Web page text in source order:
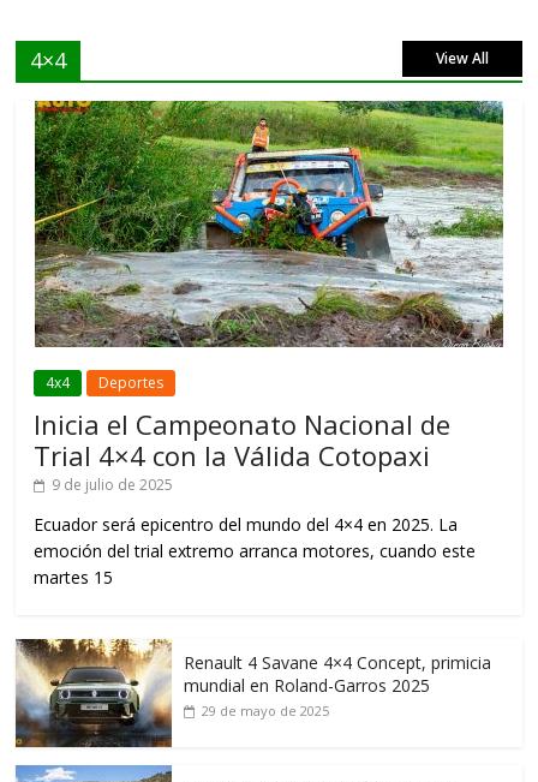
4×4 View All
4x4 Deportes
Inicia el Campeonato Nacional de
Trial 4×4 con la Válida Cotopaxi
9 de julio de 2025
Ecuador será epicentro del mundo del 4×4 en 2025. La
emoción del trial extremo arranca motores, cuando este
martes 15
Renault 4 Savane 4×4 Concept, primicia
mundial en Roland-Garros 2025
29 de mayo de 2025